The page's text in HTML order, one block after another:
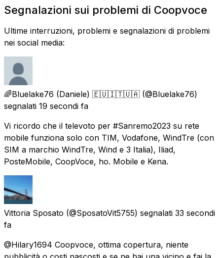
Segnalazioni sui problemi di Coopvoce
Ultime interruzioni, problemi e segnalazioni di problemi
nei social media:
🌈Bluelake76 (Daniele) 🇪🇺🇮🇹🇺🇦 (@Bluelake76)
segnalati 19 secondi fa
Vi ricordo che il televoto per #Sanremo2023 su rete
mobile funziona solo con TIM, Vodafone, WindTre (con
SIM a marchio WindTre, Wind e 3 Italia), Iliad,
PosteMobile, CoopVoce, ho. Mobile e Kena.
Vittoria Sposato (@SposatoVit5755) segnalati 33 secondi
fa
@Hilary1694 Coopvoce, ottima copertura, niente